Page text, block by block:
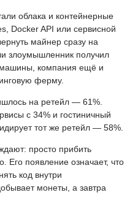
облака и контейнерные
Docker API или сервисной
майнер сразу на
злоумышленник получил
машины, компания ещё и
ферму.
на ретейл — 61%.
с 34% и гостиничный
тот же ретейл — 58%.
просто прибить
Его появление означает, что
код внутри
монеты, а завтра